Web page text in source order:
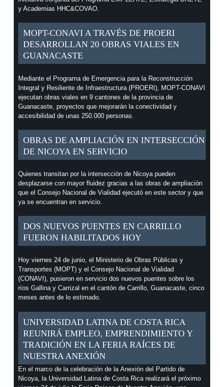
y Academias HHC&COVAO.
MOPT-CONAVI A TRAVÉS DE PROERI
DESARROLLAN 20 OBRAS VIALES EN
GUANACASTE
Mediante el Programa de Emergencia para la Reconstrucción
Integral y Resiliente de Infraestructura (PROERI), MOPT-CONAVI
ejecutan obras viales en 9 cantones de la provincia de
Guanacaste, proyectos que mejorarán la conectividad y
accesibilidad de unas 250.000 personas.
OBRAS DE AMPLIACIÓN EN INTERSECCIÓN
DE NICOYA EN SERVICIO
Quienes transitan por la intersección de Nicoya pueden
desplazarse con mayor fluidez gracias a las obras de ampliación
que el Consejo Nacional de Vialidad ejecutó en este sector y que
ya se encuentran en servicio.
DOS NUEVOS PUENTES EN CARRILLO
FUERON HABILITADOS HOY
Hoy viernes 24 de junio, el Ministerio de Obras Públicas y
Transportes (MOPT) y el Consejo Nacional de Vialidad
(CONAVI), pusieron en servicio dos nuevos puentes sobre los
ríos Gallina y Carrizal en el cantón de Carrillo, Guanacaste, cinco
meses antes de lo estimado.
UNIVERSIDAD LATINA DE COSTA RICA
REUNIRÁ EMPLEO, EMPRENDIMIENTO Y
TRADICIÓN EN LA FERIA RAÍCES DE
NUESTRA ANEXIÓN
En el marco de la celebración de la Anexión del Partido de
Nicoya, la Universidad Latina de Costa Rica realizará el próximo